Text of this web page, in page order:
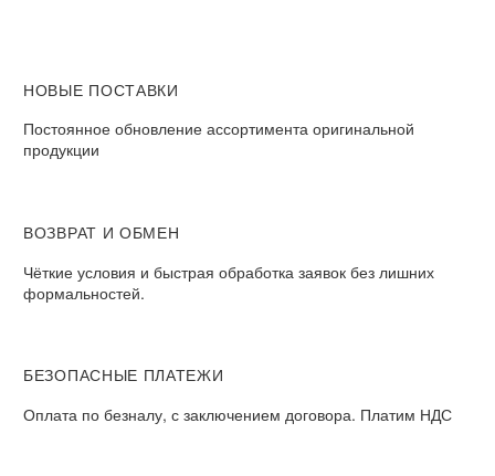
НОВЫЕ ПОСТАВКИ
Постоянное обновление ассортимента оригинальной
продукции
ВОЗВРАТ И ОБМЕН​
Чёткие условия и быстрая обработка заявок без лишних
формальностей.​
БЕЗОПАСНЫЕ ПЛАТЕЖИ​
Оплата по безналу, с заключением договора. Платим НДС​